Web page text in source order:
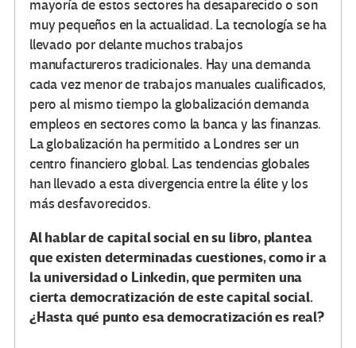
mayoría de estos sectores ha desaparecido o son
muy pequeños en la actualidad. La tecnología se ha
llevado por delante muchos trabajos
manufactureros tradicionales. Hay una demanda
cada vez menor de trabajos manuales cualificados,
pero al mismo tiempo la globalización demanda
empleos en sectores como la banca y las finanzas.
La globalización ha permitido a Londres ser un
centro financiero global. Las tendencias globales
han llevado a esta divergencia entre la élite y los
más desfavorecidos.
Al hablar de capital social en su libro, plantea
que existen determinadas cuestiones, como ir a
la universidad o Linkedin, que permiten una
cierta democratización de este capital social.
¿Hasta qué punto esa democratización es real?